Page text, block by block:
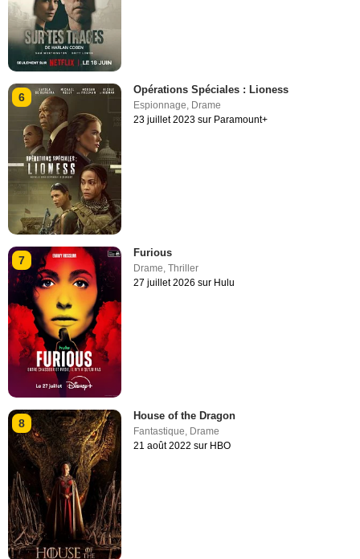
6
Opérations Spéciales : Lioness
Espionnage Drame
23 juillet 2023 sur Paramount+
7
Furious
Drame,Thriller
27 juillet 2026 sur Hulu
8
House of the Dragon
Fantastique, Drame
21 août 2022 sur HBO